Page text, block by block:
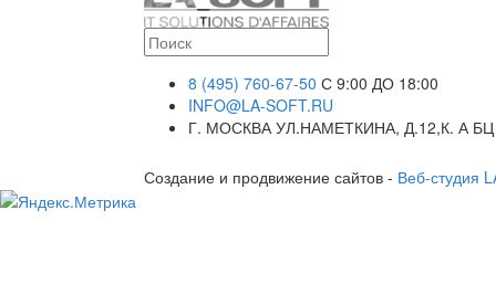
8 (495) 760-67-50 С 9:00 ДО 18:00
INFO@LA-SOFT.RU
Г. МОСКВА УЛ.НАМЕТКИНА, Д.12,К. А
Создание и продвижение сайтов - Веб-студия